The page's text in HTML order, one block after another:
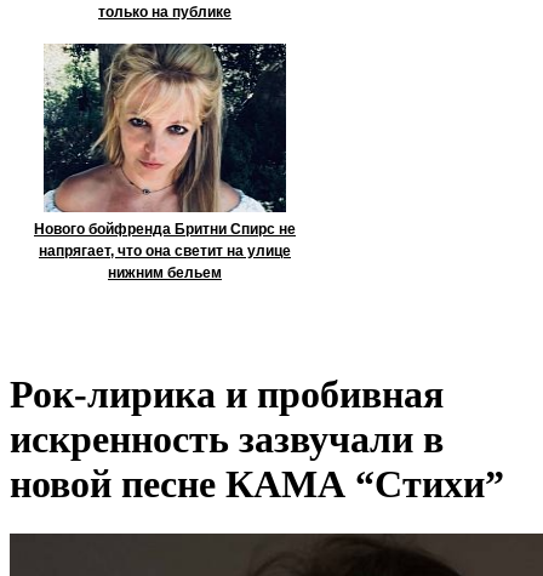
только на публике
Нового бойфренда Бритни Спирс не
напрягает, что она светит на улице
нижним бельем
Рок-лирика и пробивная
искренность зазвучали в
новой песне КАМА “Стихи”